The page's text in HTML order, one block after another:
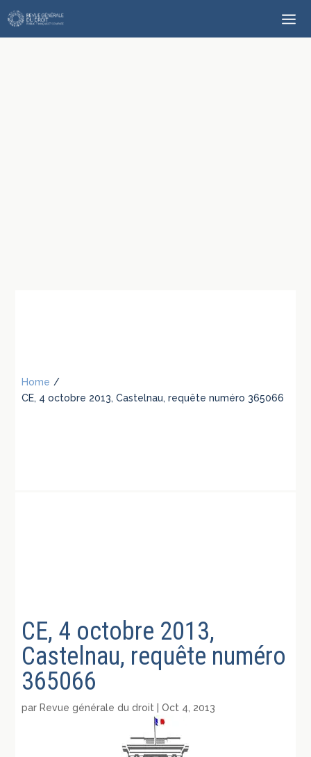
Home /
CE, 4 octobre 2013, Castelnau, requête numéro 365066
CE, 4 octobre 2013,
Castelnau, requête numéro
365066
par Revue générale du droit |Oct 4, 2013